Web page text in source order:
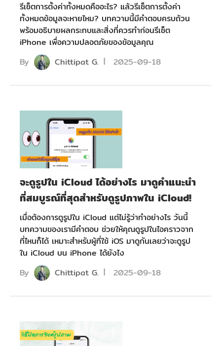
รีเซ็ตการตั้งค่าทั้งหมดคืออะไร? แล้วรีเซ็ตการตั้งค่า
ทั้งหมดข้อมูลจะหายไหม? บทความนี้มีคำตอบครบถ้วน
พร้อมอธิบายผลกระทบและสิ่งที่ควรทำก่อนรีเซ็ต
iPhone เพื่อความปลอดภัยของข้อมูลคุณ
By
Chittipat G. 2025-09-18
จะดูรูปใน iCloud ได้อย่างไร มาดูคำแนะนำ
ที่สมบูรณ์ที่สุดสำหรับดูรูปภาพใน iCloud!
เมื่อต้องการดูรูปใน iCloud แต่ไม่รู้ว่าทำอย่างไร วันนี้
บทความของเรามีคำตอบ ช่วยให้คุณดูรูปในไอคราวจาก
ที่ไหนก็ได้ เหมาะสำหรับผู้ที่ใช้ iOS มาดูกันเลยว่าจะดูรูป
ใน iCloud บน iPhone ได้ยังไง
By
Chittipat G. 2025-09-18